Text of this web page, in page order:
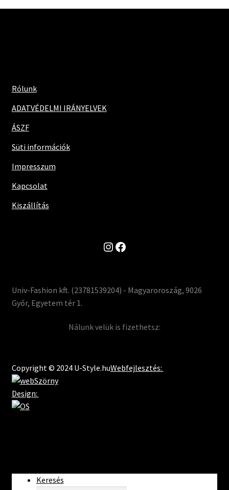
Rólunk
ADATVÉDELMI IRÁNYELVEK
ÁSZF
Süti információk
Impresszum
Kapcsolat
Kiszállítás
Instagram
Facebook
Univ-Fashion kft. (23781539204) - Magyaroroszág, 9026
Győr, Egyetem tér 1.
Nálunk velük is fizethetsz:
Copyright © 2024 U-Style.huWebfejlesztés:
Design:
Keresés